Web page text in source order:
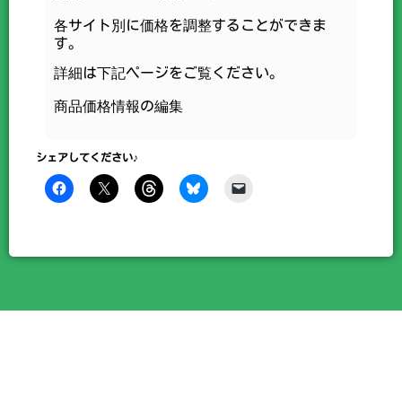
各サイト別に価格を調整することができま
す。
詳細は下記ページをご覧ください。
商品価格情報の編集
シェアしてください♪